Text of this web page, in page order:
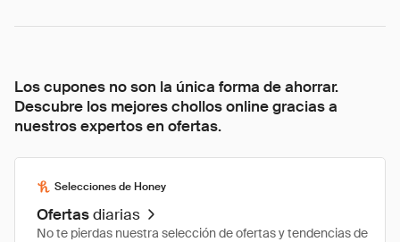
Los cupones no son la única forma de ahorrar.
Descubre los mejores chollos online gracias a
nuestros expertos en ofertas.
Selecciones de Honey
Ofertasdiarias
No te pierdas nuestra selección de ofertas y tendencias de